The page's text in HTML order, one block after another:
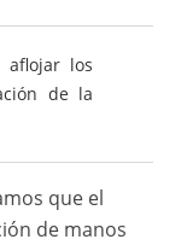
aflojar los
de la
que el
de manos